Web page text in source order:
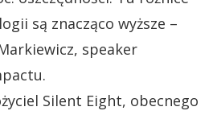
są znacząco wyższe –
speaker
Silent Eight, obecnego